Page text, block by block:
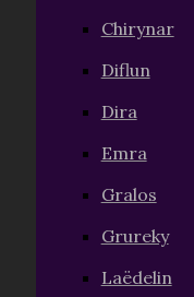
Chirynar
Diflun
Dira
Emra
Gralos
Grureky
Laëdelin